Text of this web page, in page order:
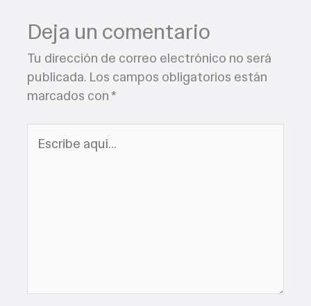
Deja un comentario
Tu dirección de correo electrónico no será
publicada. Los campos obligatorios están
marcados con*
aquí...